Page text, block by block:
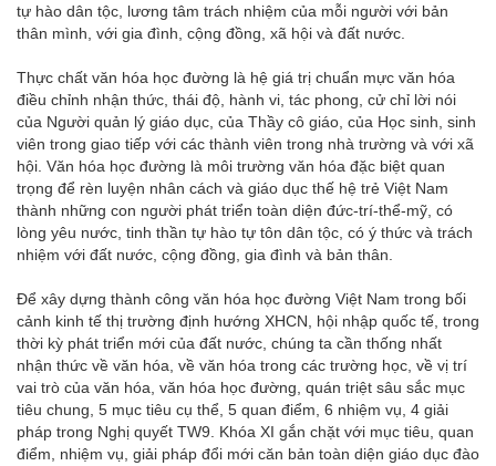
tự hào dân tộc, lương tâm trách nhiệm của mỗi người với bản
thân mình, với gia đình, cộng đồng, xã hội và đất nước.
Thực chất văn hóa học đường là hệ giá trị chuẩn mực văn hóa
điều chỉnh nhận thức, thái độ, hành vi, tác phong, cử chỉ lời nói
của Người quản lý giáo dục, của Thầy cô giáo, của Học sinh, sinh
viên trong giao tiếp với các thành viên trong nhà trường và với xã
hội. Văn hóa học đường là môi trường văn hóa đặc biệt quan
trọng để rèn luyện nhân cách và giáo dục thế hệ trẻ Việt Nam
thành những con người phát triển toàn diện đức-trí-thể-mỹ, có
lòng yêu nước, tinh thần tự hào tự tôn dân tộc, có ý thức và trách
nhiệm với đất nước, cộng đồng, gia đình và bản thân.
Để xây dựng thành công văn hóa học đường Việt Nam trong bối
cảnh kinh tế thị trường định hướng XHCN, hội nhập quốc tế, trong
thời kỳ phát triển mới của đất nước, chúng ta cần thống nhất
nhận thức về văn hóa, về văn hóa trong các trường học, về vị trí
vai trò của văn hóa, văn hóa học đường, quán triệt sâu sắc mục
tiêu chung, 5 mục tiêu cụ thể, 5 quan điểm, 6 nhiệm vụ, 4 giải
pháp trong Nghị quyết TW9. Khóa XI gắn chặt với mục tiêu, quan
điểm, nhiệm vụ, giải pháp đổi mới căn bản toàn diện giáo dục đào